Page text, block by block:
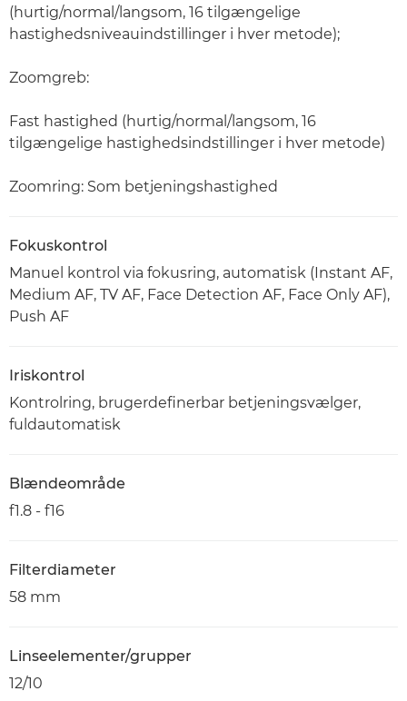
(hurtig/normal/langsom, 16 tilgængelige
hastighedsniveauindstillinger i hver metode);
Zoomgreb:
Fast hastighed (hurtig/normal/langsom, 16
tilgængelige hastighedsindstillinger i hver metode)
Zoomring: Som betjeningshastighed
Fokuskontrol
Manuel kontrol via fokusring, automatisk (Instant AF,
Medium AF, TV AF, Face Detection AF, Face Only AF),
Push AF
Iriskontrol
Kontrolring, brugerdefinerbar betjeningsvælger,
fuldautomatisk
Blændeområde
f1.8 - f16
Filterdiameter
58 mm
Linseelementer/grupper
12/10